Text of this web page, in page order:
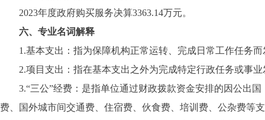
2023年度政府购买服务决算3363.14万元。
六、专业名词解释
1.基本支出：指为保障机构正常运转、完成日常工作任务而
2.项目支出：指在基本支出之外为完成特定行政任务或事业
3.“三公”经费：是指单位通过财政拨款资金安排的因公出国
费、国外城市间交通费、住宿费、伙食费、培训费、公杂费等